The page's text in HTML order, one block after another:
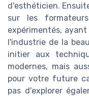
d'esthéticien.
sur les
expérimentés,
l'industrie de la
initier aux
modernes, mais
pour votre future
pas d'explorer